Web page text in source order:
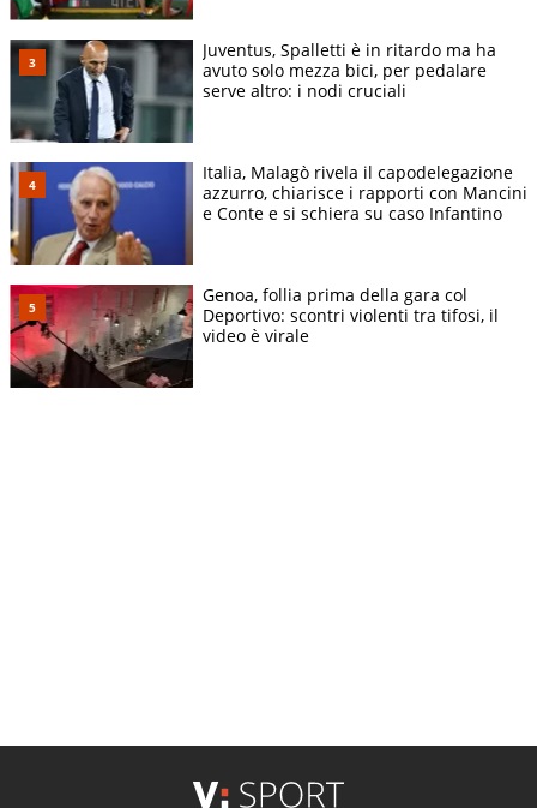
Juventus, Spalletti è in ritardo ma ha
avuto solo mezza bici, per pedalare
serve altro: i nodi cruciali
Italia, Malagò rivela il capodelegazione
azzurro, chiarisce i rapporti con Mancini
e Conte e si schiera su caso Infantino
Genoa, follia prima della gara col
Deportivo: scontri violenti tra tifosi, il
video è virale